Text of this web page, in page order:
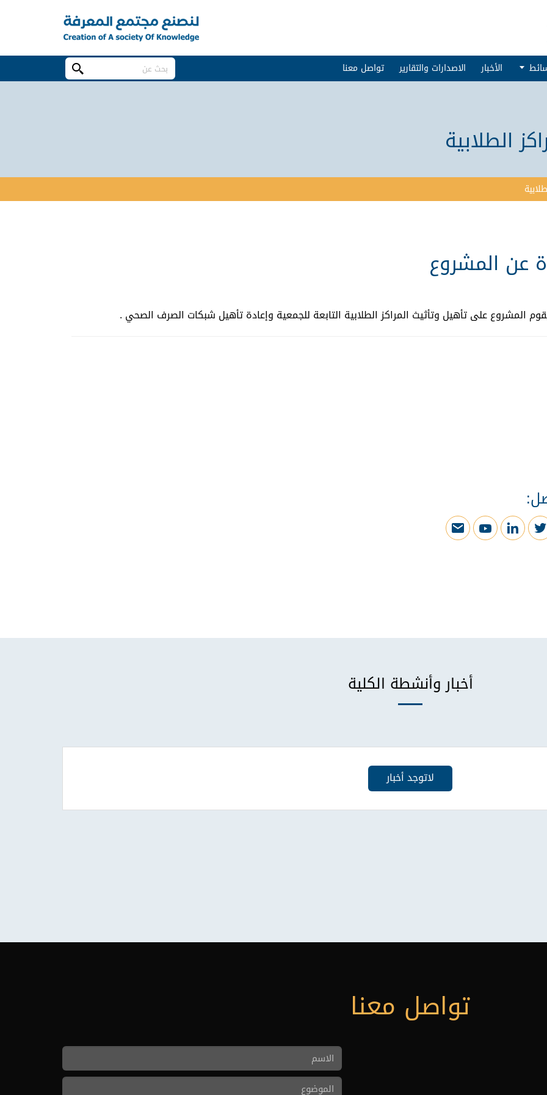
الأخبار الاصدارات والتقارير تواصل معنا
الطلابية
عن المشروع
المشروع على تأهيل وتأثيث المراكز الطلابية التابعة للجمعية وإعادة تأهيل شبكات الصرف الصحي .
أخبار وأنشطة الكلية
لاتوجد أخبار
تواصل معنا